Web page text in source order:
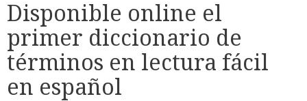
Disponible online el
primer diccionario de
términos en lectura fácil
en español